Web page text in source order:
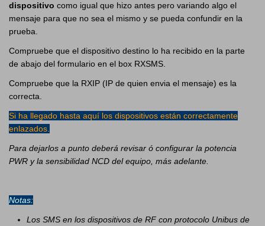
dispositivo como igual que hizo antes pero variando algo el
mensaje para que no sea el mismo y se pueda confundir en la
prueba.
Compruebe que el dispositivo destino lo ha recibido en la parte
de abajo del formulario en el box RXSMS.
Compruebe que la RXIP (IP de quien envia el mensaje) es la
correcta.
Si ha llegado hasta aquí los dispositivos están correctamente
enlazados.
Para dejarlos a punto deberá revisar ó configurar la potencia
PWR y la sensibilidad NCD del equipo, más adelante.
Notas:
Los SMS en los dispositivos de RF con protocolo Unibus de